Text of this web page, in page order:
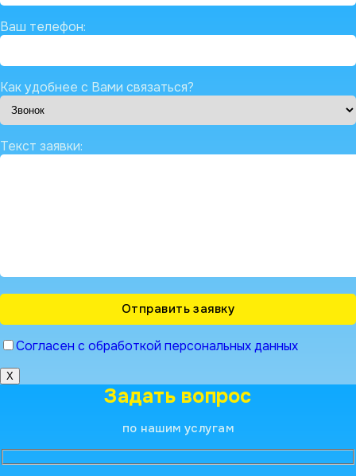
Ваш телефон:
Как удобнее с Вами связаться?
Текст заявки:
Согласен с обработкой персональных данных
X
Задать вопрос
по нашим услугам